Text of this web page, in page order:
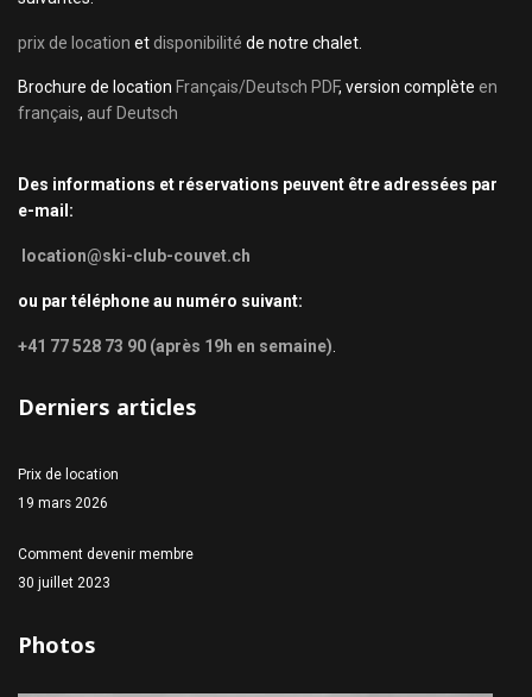
prix de location et disponibilité de notre chalet.
Brochure de location Français/Deutsch PDF, version complète en
français, auf Deutsch
Des informations et réservations peuvent être adressées par
e-mail:
location@ski-club-couvet.ch
ou par téléphone au numéro suivant:
+41 77 528 73 90 (après 19h en semaine)
Derniers articles
Prix de location
19 mars 2026
Comment devenir membre
30 juillet 2023
Photos